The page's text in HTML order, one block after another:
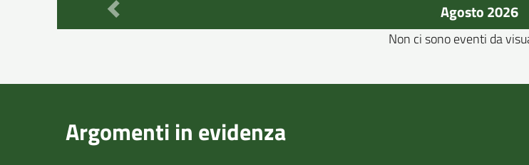
Agosto 2026
Non ci sono eventi da
Argomenti in evidenza